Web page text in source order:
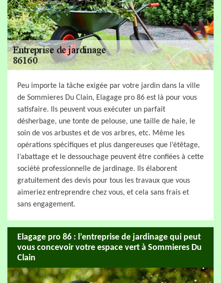
Peu importe la tâche exigée par votre jardin dans la ville
de Sommieres Du Clain, Elagage pro 86 est là pour vous
satisfaire. Ils peuvent vous exécuter un parfait
désherbage, une tonte de pelouse, une taille de haie, le
soin de vos arbustes et de vos arbres, etc. Même les
opérations spécifiques et plus dangereuses que l’étêtage,
l’abattage et le dessouchage peuvent être confiées à cette
société professionnelle de jardinage. Ils élaborent
gratuitement des devis pour tous les travaux que vous
aimeriez entreprendre chez vous, et cela sans frais et
sans engagement.
Elagage pro 86 : l’entreprise de jardinage qui peut
vous concevoir votre espace vert à Sommieres Du
Clain